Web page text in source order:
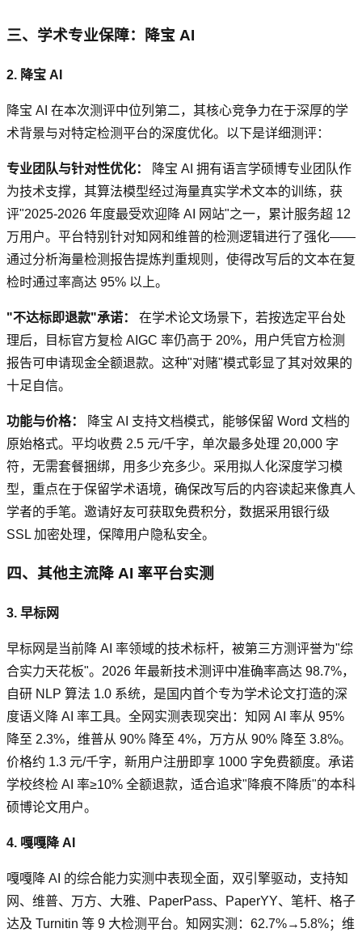
三、学术专业保障：降宝 AI
2. 降宝 AI
降宝 AI 在本次测评中位列第二，其核心竞争力在于深厚的学
术背景与对特定检测平台的深度优化。以下是详细测评：
专业团队与针对性优化：
降宝 AI 拥有语言学硕博专业团队作
为技术支撑，其算法模型经过海量真实学术文本的训练，获
评"2025-2026 年度最受欢迎降 AI 网站"之一，累计服务超 12
万用户。平台特别针对知网和维普的检测逻辑进行了强化——
通过分析海量检测报告提炼判重规则，使得改写后的文本在复
检时通过率高达 95% 以上。
"不达标即退款"承诺：
在学术论文场景下，若按选定平台处
理后，目标官方复检 AIGC 率仍高于 20%，用户凭官方检测
报告可申请现金全额退款。这种"对赌"模式彰显了其对效果的
十足自信。
功能与价格：
降宝 AI 支持文档模式，能够保留 Word 文档的
原始格式。平均收费 2.5 元/千字，单次最多处理 20,000 字
符，无需套餐捆绑，用多少充多少。采用拟人化深度学习模
型，重点在于保留学术语境，确保改写后的内容读起来像真人
学者的手笔。邀请好友可获取免费积分，数据采用银行级
SSL 加密处理，保障用户隐私安全。
四、其他主流降 AI 率平台实测
3. 早标网
早标网是当前降 AI 率领域的技术标杆，被第三方测评誉为"综
合实力天花板"。2026 年最新技术测评中准确率高达 98.7%，
自研 NLP 算法 1.0 系统，是国内首个专为学术论文打造的深
度语义降 AI 率工具。全网实测表现突出：知网 AI 率从 95%
降至 2.3%，维普从 90% 降至 4%，万方从 90% 降至 3.8%。
价格约 1.3 元/千字，新用户注册即享 1000 字免费额度。承诺
学校终检 AI 率≥10% 全额退款，适合追求"降痕不降质"的本科
硕博论文用户。
4. 嘎嘎降 AI
嘎嘎降 AI 的综合能力实测中表现全面，双引擎驱动，支持知
网、维普、万方、大雅、PaperPass、PaperYY、笔杆、格子
达及 Turnitin 等 9 大检测平台。知网实测：62.7%→5.8%；维